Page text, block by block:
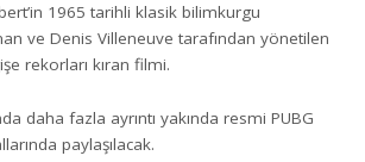
1965 tarihli klasik bilimkurgu
ve Denis Villeneuve tarafından yönetilen
rekorları kıran filmi.
daha fazla ayrıntı yakında resmi PUBG
paylaşılacak.